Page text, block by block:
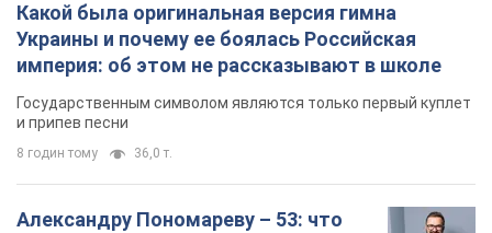
Какой была оригинальная версия гимна
Украины и почему ее боялась Российская
империя: об этом не рассказывают в школе
Государственным символом являются только первый куплет
и припев песни
8 годин тому 36,0 т.
Александру Пономареву – 53: что